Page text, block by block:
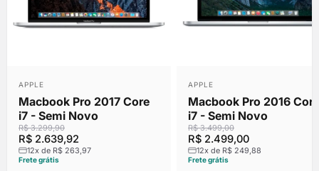
Fornecedor:
APPLE
Macbook Pro 2017 Core
i7 - Semi Novo
R$ 3.299,90
R$ 2.639,92
12x de R$ 263,97
Frete grátis
Fornecedor:
APPLE
Macbook Pro 2016 Core
i7 - Semi Novo
R$ 3.499,00
R$ 2.499,00
12x de R$ 249,88
Frete grátis